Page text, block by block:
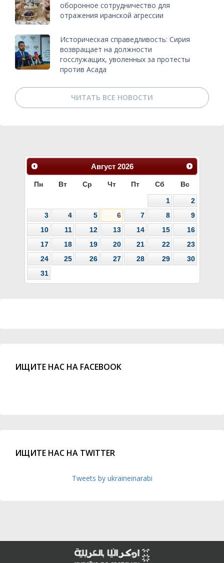
оборонное сотрудничество для
отражения иранской агрессии
Историческая справедливость: Сирия
возвращает на должности
госслужащих, уволенных за протесты
против Асада
ЧИТАТЬ ВСЕ НОВОСТИ
Август 2026
Пн Вт Ср Чт Пт Сб Вс
1
2
3
4 5 6 7 8
9
10
11 12 13 14 15
16
17
18 19 20 21 22
23
24
25 26 27 28 29
30
31
ИЩИТЕ НАС НА FACEBOOK
ИЩИТЕ НАС НА TWITTER
Tweets by ukraineinarabi